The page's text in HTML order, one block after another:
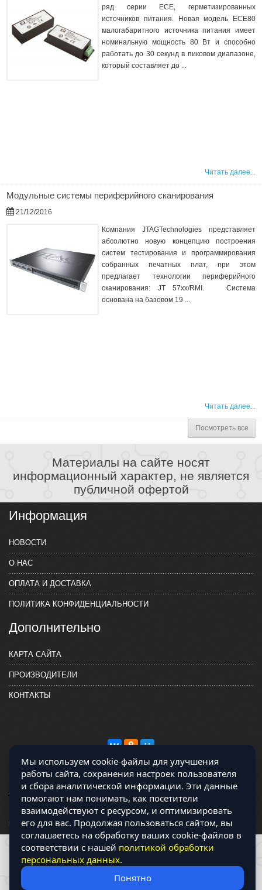
ряд серии ECE, герметизированных
источников питания. Новая модель ECE80
малогабаритного источника питания имеет
номинальную мощность 80 Вт и способно
работать до 30 секунд в пиковом диапазоне,
который составляет до ...
Читать далее...
Модульные системы периферийного сканирования
21/12/2016
Компания JTAGTechnologies представляет
абсолютно новую концепцию построения
систем тестирования и программирования
собранных печатных плат, при этом
предлагает технологии периферийного
сканирования: JT 57xx/RMI. Система
основана на базовом 19 ...
Читать далее...
Посмотреть все
Материалы на сайте носят
информационный характер, не является
публичной офертой
Информация
НОВОСТИ
О НАС
ОПЛАТА И ДОСТАВКА
ПОЛИТИКА КОНФИДЕНЦИАЛЬНОСТИ
Дополнительно
КАРТА САЙТА
ПРОИЗВОДИТЕЛИ
КОНТАКТЫ
Магазин работает на OCLite Комплект-А - радиодетали и электронные
компоненты © 2026
Мы используем cookie-файлы для улучшения
работы сайта, сохранения настроек пользователя
и сбора аналитической информации. Эти данные
помогают нам понимать, как посетители
взаимодействуют с ресурсом, и оптимизировать
его для вас. Продолжая пользоваться сайтом, вы
соглашаетесь на обработку ваших cookie-файлов в
соответствии с нашей политикой обработки
персональных данных.
Понятно